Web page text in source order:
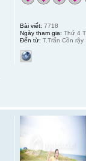
Bài viết: 7718
Ngày tham gia: Thứ 4
Đến từ: T.Trấn Cồn rậy